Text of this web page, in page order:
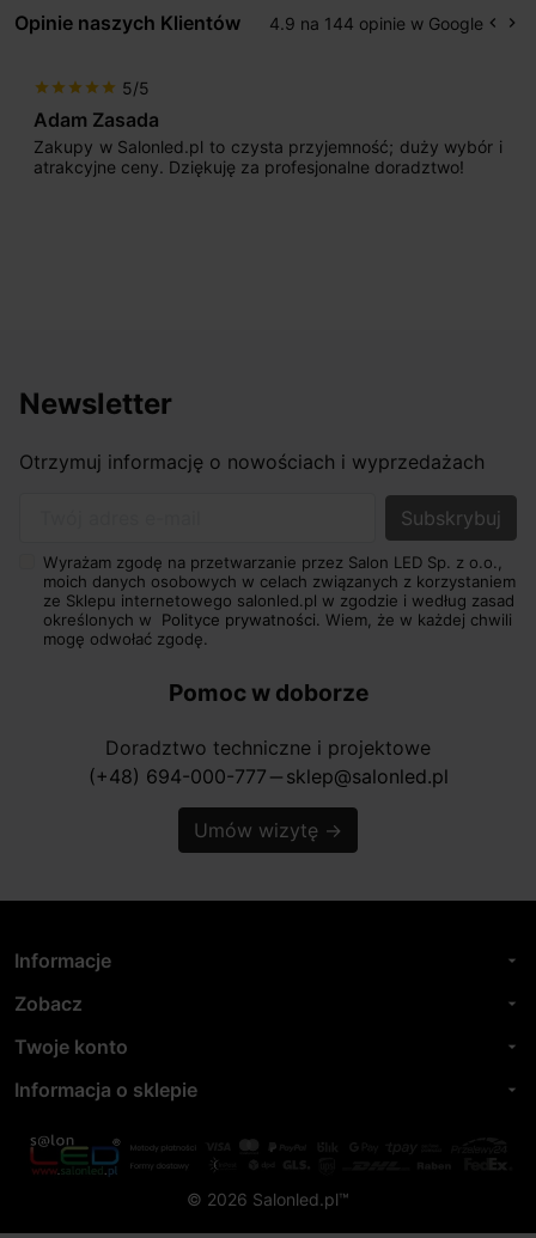
Opinie naszych Klientów 4.9 na 144 opinie w Google keyboard_arrow_left keyboard_arrow_right
star star star star star 5/5
Adam Zasada
Zakupy w Salonled.pl to czysta przyjemność; duży wybór i
atrakcyjne ceny. Dziękuję za profesjonalne doradztwo!
Newsletter
Otrzymuj informację o nowościach i wyprzedażach
Wyrażam zgodę na przetwarzanie przez Salon LED Sp. z o.o.,
moich danych osobowych w celach związanych z korzystaniem
ze Sklepu internetowego salonled.pl w zgodzie i według zasad
określonych w Polityce prywatności. Wiem, że w każdej chwili
mogę odwołać zgodę.
Pomoc w doborze
Doradztwo techniczne i projektowe
(+48) 694-000-777 horizontal_rule sklep@salonled.pl
Umów wizytę →
Informacje arrow_drop_down
Zobacz arrow_drop_down
Twoje konto arrow_drop_down
Informacja o sklepie arrow_drop_down
© 2026 Salonled.pl™